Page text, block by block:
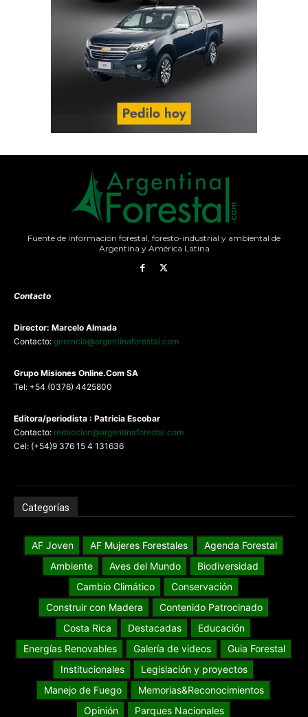
Fuente de información forestal, foresto-industrial y ambiental de
Argentina y América Latina
Contacto
Director: Marcelo Almada
Contacto: gerencia@argentinaforestal.com
Grupo Misiones Online.Com SA
Tel: +54 (0376) 4425800
Editora/periodista : Patricia Escobar
Contacto: redaccion@argentinaforestal.com
Cel: (+54)9 376 15 4 131636
Categorías
AF Joven AF Mujeres Forestales
Agenda Forestal
Ambiente
Aves del Mundo
Biodiversidad
Cambio Climático
Conservación
Construir con Madera
Contenido Patrocinado
Costa Rica
Destacadas
Educación
Energías Renovables
Galería de videos
Guia Forestal
Institucionales
Legislación y proyectos
Manejo de Fuego
Memorias&Reconocimientos
Opinión
Parques Nacionales